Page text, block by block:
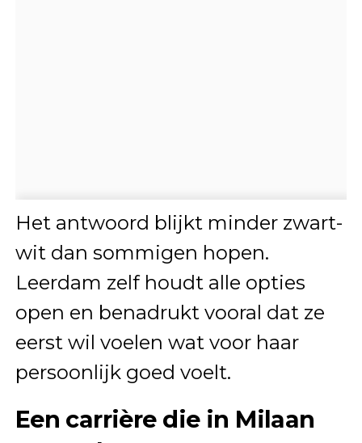
Het antwoord blijkt minder zwart-
wit dan sommigen hopen.
Leerdam zelf houdt alle opties
open en benadrukt vooral dat ze
eerst wil voelen wat voor haar
persoonlijk goed voelt.
Een carrière die in Milaan